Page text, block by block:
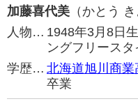
加藤喜代美 （かとう き
人物… 1948年3月8日
ングフリースタ
学歴… 北海道旭川商業
卒業